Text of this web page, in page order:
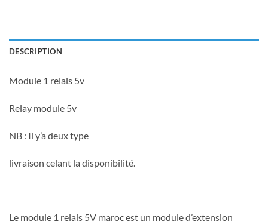
DESCRIPTION
Module 1 relais 5v
Relay module 5v
NB : Il y’a deux type
livraison celant la disponibilité.
Le module 1 relais 5V maroc est un module d’extension